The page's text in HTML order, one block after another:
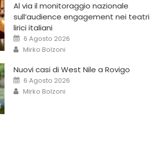
Al via il monitoraggio nazionale
sull’audience engagement nei teatri
lirici italiani
6 Agosto 2026
Mirko Bolzoni
Nuovi casi di West Nile a Rovigo
6 Agosto 2026
Mirko Bolzoni